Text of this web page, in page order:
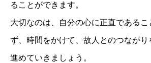
ることができます。
大切なのは、自分の心に正直であるこ
ず、時間をかけて、故人とのつながり
進めていきましょう。